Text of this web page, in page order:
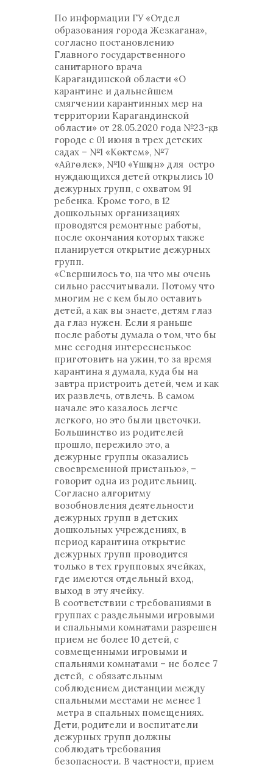
По информации ГУ «Отдел
образования города Жезкагана»,
согласно постановлению
Главного государственного
санитарного врача
Карагандинской области «О
карантине и дальнейшем
смягчении карантинных мер на
территории Карагандинской
области» от 28.05.2020 года №23-қ, в
городе с 01 июня в трех детских
садах – №1 «Көктем», №7
«Айгөлек», №10 «Ұшқын» для остро
нуждающихся детей открылись 10
дежурных групп, с охватом 91
ребенка. Кроме того, в 12
дошкольных организациях
проводятся ремонтные работы,
после окончания которых также
планируется открытие дежурных
групп.
«Свершилось то, на что мы очень
сильно рассчитывали. Потому что
многим не с кем было оставить
детей, а как вы знаете, детям глаз
да глаз нужен. Если я раньше
после работы думала о том, что бы
мне сегодня интересненькое
приготовить на ужин, то за время
карантина я думала, куда бы на
завтра пристроить детей, чем и как
их развлечь, отвлечь. В самом
начале это казалось легче
легкого, но это были цветочки.
Большинство из родителей
прошло, пережило это, а
дежурные группы оказались
своевременной пристанью», –
говорит одна из родительниц.
Согласно алгоритму
возобновления деятельности
дежурных групп в детских
дошкольных учреждениях, в
период карантина открытие
дежурных групп проводится
только в тех групповых ячейках,
где имеются отдельный вход,
выход в эту ячейку.
В соответствии с требованиями в
группах с раздельными игровыми
и спальными комнатами разрешен
прием не более 10 детей, с
совмещенными игровыми и
спальнями комнатами – не более 7
детей, с обязательным
соблюдением дистанции между
спальными местами не менее 1
метра в спальных помещениях.
Дети, родители и воспитатели
дежурных групп должны
соблюдать требования
безопасности. В частности, прием